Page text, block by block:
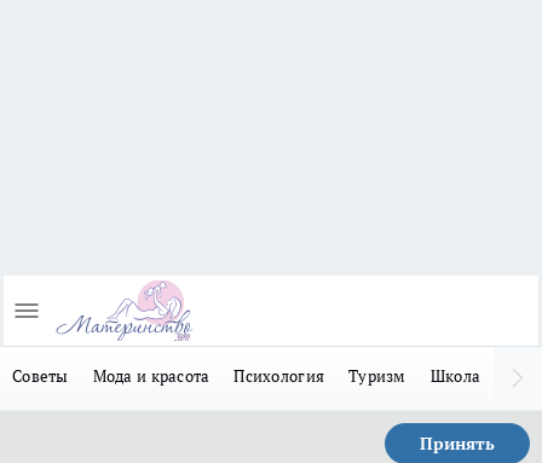
Советы Мода и красота Психология Туризм Школа
Принять